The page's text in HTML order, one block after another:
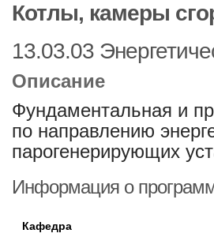
Котлы, камеры
13.03.03
Описание
Фундаментальная и
по направлению
парогенерирующих
Информация о
Кафедра